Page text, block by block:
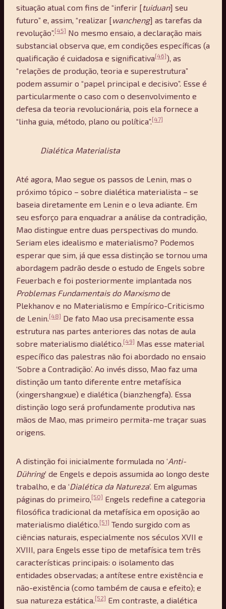
situação atual com fins de “inferir [tuiduan] seu
futuro” e, assim, “realizar [wancheng] as tarefas da
revolução”. [45] No mesmo ensaio, a declaração mais
substancial observa que, em condições específicas (a
qualificação é cuidadosa e significativa[46]), as
“relações de produção, teoria e superestrutura”
podem assumir o “papel principal e decisivo”. Esse é
particularmente o caso com o desenvolvimento e
defesa da teoria revolucionária, pois ela fornece a
“linha guia, método, plano ou política”. [47]
Dialética Materialista
Até agora, Mao segue os passos de Lenin, mas o
próximo tópico – sobre dialética materialista – se
baseia diretamente em Lenin e o leva adiante. Em
seu esforço para enquadrar a análise da contradição,
Mao distingue entre duas perspectivas do mundo.
Seriam eles idealismo e materialismo? Podemos
esperar que sim, já que essa distinção se tornou uma
abordagem padrão desde o estudo de Engels sobre
Feuerbach e foi posteriormente implantada nos
Problemas Fundamentais do Marxismode
Plekhanov e no Materialismo e Empírico-Criticismo
de Lenin. [48] De fato Mao usa precisamente essa
estrutura nas partes anteriores das notas de aula
sobre materialismo dialético. [49] Mas esse material
específico das palestras não foi abordado no ensaio
‘Sobre a Contradição’. Ao invés disso, Mao faz uma
distinção um tanto diferente entre metafísica
(xingershangxue) e dialética (bianzhengfa). Essa
distinção logo será profundamente produtiva nas
mãos de Mao, mas primeiro permita-me traçar suas
origens.
A distinção foi inicialmente formulada no ‘Anti-
Dühring’ de Engels e depois assumida ao longo deste
trabalho, e da ‘Dialética da Natureza’. Em algumas
páginas do primeiro, [50] Engels redefine a categoria
filosófica tradicional da metafísica em oposição ao
materialismo dialético. [51] Tendo surgido com as
ciências naturais, especialmente nos séculos XVII e
XVIII, para Engels esse tipo de metafísica tem três
características principais: o isolamento das
entidades observadas; a antítese entre existência e
não-existência (como também de causa e efeito); e
sua natureza estática. [52] Em contraste, a dialética